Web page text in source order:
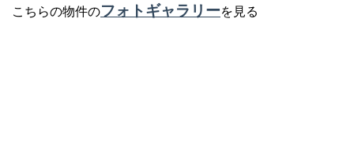
こちらの物件のフォトギャラリーを見る